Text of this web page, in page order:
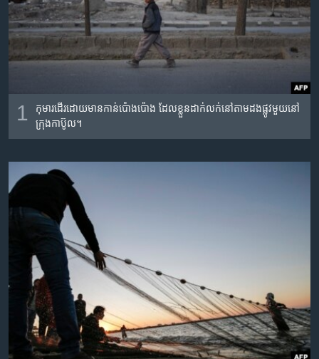
និង​
ចូល​
ទៅ​
កាន់​
ស្វែង​
បណ្តាញ​សង្គម
1
កុមារដើរដោយមានកាន់ប៉ោងប៉ោង ដែលខ្លួនដាក់លក់នៅតាមដងផ្លូវមួយនៅ
ក្រុងកាប៊ូល។